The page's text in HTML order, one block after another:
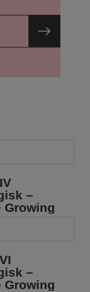
–
Growing
–
Growing